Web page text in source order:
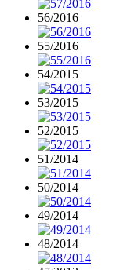
56/2016
55/2016
54/2015
53/2015
52/2015
51/2014
50/2014
49/2014
48/2014